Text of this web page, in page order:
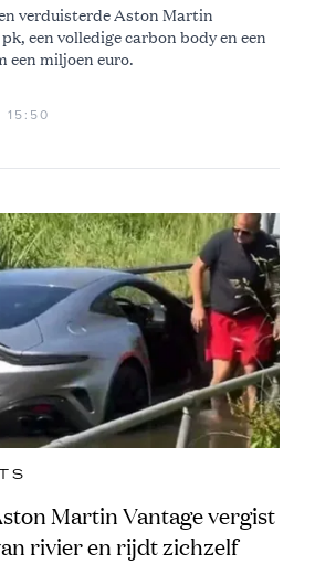
verduisterde Aston Martin
een volledige carbon body en een
een miljoen euro.
15:50
Martin Vantage vergist
rivier en rijdt zichzelf